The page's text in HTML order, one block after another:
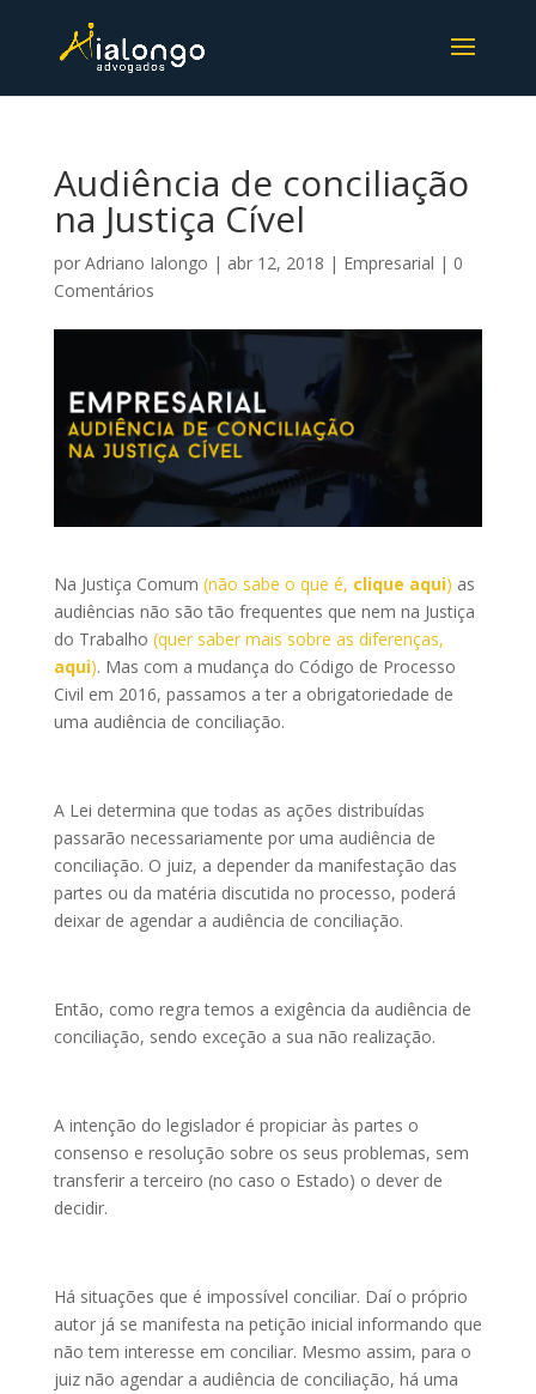
Audiência de conciliação
na Justiça Cível
por Adriano Ialongo | abr 12, 2018 | Empresarial | 0
Comentários
Na Justiça Comum (não sabe o que é, clique aqui) as
audiências não são tão frequentes que nem na Justiça
do Trabalho (quer saber mais sobre as diferenças,
aqui). Mas com a mudança do Código de Processo
Civil em 2016, passamos a ter a obrigatoriedade de
uma audiência de conciliação.
A Lei determina que todas as ações distribuídas
passarão necessariamente por uma audiência de
conciliação. O juiz, a depender da manifestação das
partes ou da matéria discutida no processo, poderá
deixar de agendar a audiência de conciliação.
Então, como regra temos a exigência da audiência de
conciliação, sendo exceção a sua não realização.
A intenção do legislador é propiciar às partes o
consenso e resolução sobre os seus problemas, sem
transferir a terceiro (no caso o Estado) o dever de
decidir.
Há situações que é impossível conciliar. Daí o próprio
autor já se manifesta na petição inicial informando que
não tem interesse em conciliar. Mesmo assim, para o
juiz não agendar a audiência de conciliação, há uma